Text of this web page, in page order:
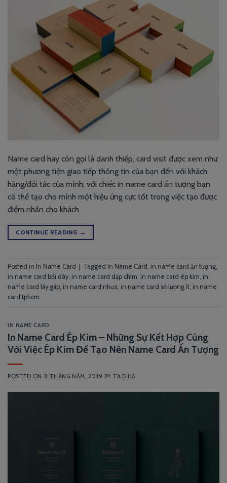
Name card hay còn gọi là danh thiếp, card visit được xem như
một phương tiện giao tiếp thông tin của bạn đến với khách
hàng/đối tác của mình, với chiếc in name card ấn tượng bạn
có thể tạo cho mình một hiệu ứng cực tốt trong việc tạo được
điểm nhấn cho khách
CONTINUE READING →
Posted in In Name Card Tagged In Name Card , in name card ấn tượng,
in name card bồi dày, in name card dập chìm, in name card ép kim, in
name card lấy gấp, in name card nhựa, in name card số lượng ít, in name
card tphcm
IN NAME CARD
In Name Card Ép Kim – Những Sự Kết Hợp Cùng
Với Việc Ép Kim Để Tạo Nên Name Card Ấn Tượng
POSTED ON 8 THÁNG NĂM, 2019 BY TAO HA